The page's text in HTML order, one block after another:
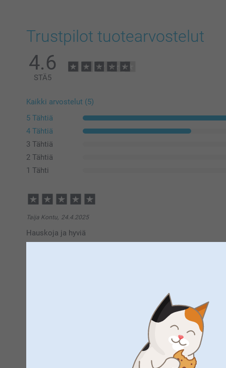
Trustpilot tuotearvostelut
4.6
STÄ5
Kaikki arvostelut (5)
5 Tähtiä
4 Tähtiä
3 Tähtiä
2 Tähtiä
1 Tähti
Taija Kontu, 24.4.2025
Hauskoja ja hyviä
Suuret kiitokset ⭐⭐⭐⭐⭐ tähdestä ja palautteesta,
Kiinnittyy hyvin ja logoni tuli selvästi esille.